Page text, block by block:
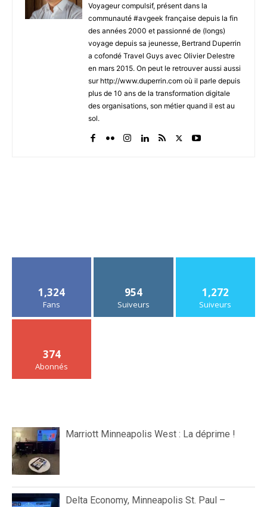
Voyageur compulsif, présent dans la
communauté #avgeek française depuis la fin
des années 2000 et passionné de (longs)
voyage depuis sa jeunesse, Bertrand Duperrin
a cofondé Travel Guys avec Olivier Delestre
en mars 2015. On peut le retrouver aussi aussi
sur http://www.duperrin.com où il parle depuis
plus de 10 ans de la transformation digitale
des organisations, son métier quand il est au
sol.
1,324
Fans
954
Suiveurs
1,272
Suiveurs
374
Abonnés
Marriott Minneapolis West : La déprime !
Delta Economy, Minneapolis St. Paul –